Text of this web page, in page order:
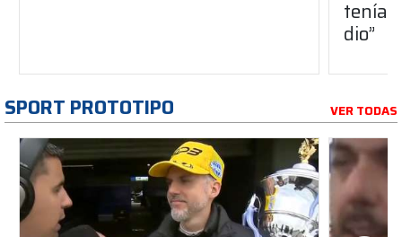
dio”
SPORT PROTOTIPO VER TODAS